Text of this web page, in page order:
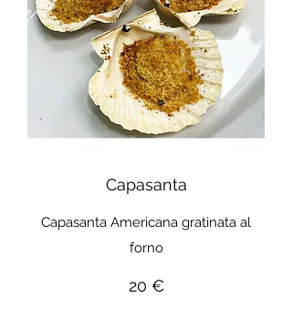
Capasanta
Capasanta Americana gratinata al
forno
20 €